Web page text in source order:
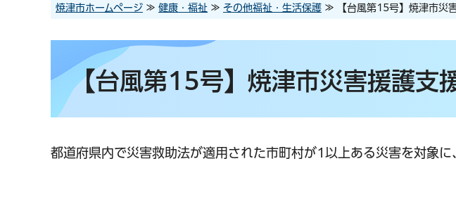
焼津市ホームページ ≫ 健康・福祉 ≫ その他福祉・生活保護 ≫ 【台風第15号】焼津市災
【台風第15号】焼津市災害援護支
都道府県内で災害救助法が適用された市町村が1以上ある災害を対象に